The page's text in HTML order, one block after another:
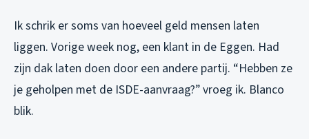
Ik schrik er soms van hoeveel geld mensen laten
liggen. Vorige week nog, een klant in de Eggen. Had
zijn dak laten doen door een andere partij. “Hebben ze
je geholpen met de ISDE-aanvraag?” vroeg ik. Blanco
blik.